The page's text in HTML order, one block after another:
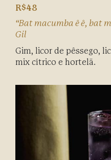
R$48
“Bat macumba ê ê, bat
Gil
Gim, licor de pêssego,
mix cítrico e hortelã.